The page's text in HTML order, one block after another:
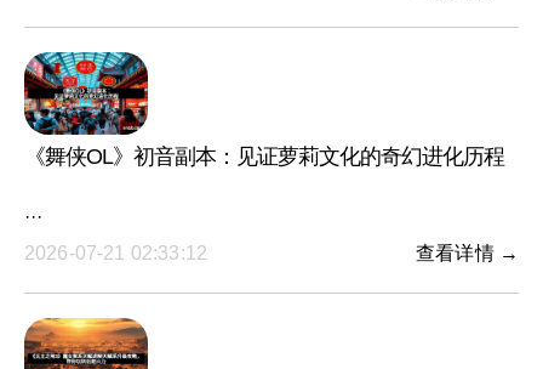
《舞侠OL》初音副本：见证萝莉文化的奇幻进化历程
···
2026-07-21 02:33:12
查看详情 →